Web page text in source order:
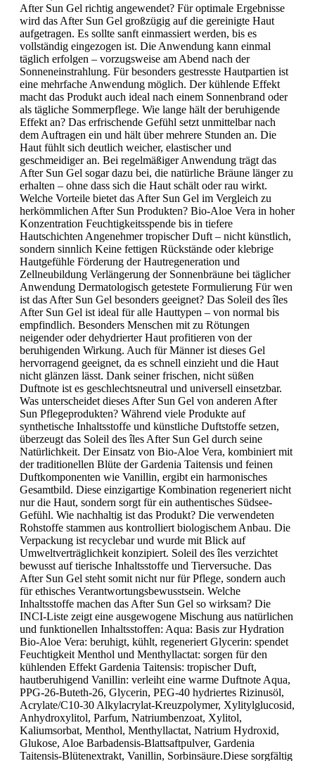
After Sun Gel richtig angewendet? Für optimale Ergebnisse
wird das After Sun Gel großzügig auf die gereinigte Haut
aufgetragen. Es sollte sanft einmassiert werden, bis es
vollständig eingezogen ist. Die Anwendung kann einmal
täglich erfolgen – vorzugsweise am Abend nach der
Sonneneinstrahlung. Für besonders gestresste Hautpartien ist
eine mehrfache Anwendung möglich. Der kühlende Effekt
macht das Produkt auch ideal nach einem Sonnenbrand oder
als tägliche Sommerpflege. Wie lange hält der beruhigende
Effekt an? Das erfrischende Gefühl setzt unmittelbar nach
dem Auftragen ein und hält über mehrere Stunden an. Die
Haut fühlt sich deutlich weicher, elastischer und
geschmeidiger an. Bei regelmäßiger Anwendung trägt das
After Sun Gel sogar dazu bei, die natürliche Bräune länger zu
erhalten – ohne dass sich die Haut schält oder rau wirkt.
Welche Vorteile bietet das After Sun Gel im Vergleich zu
herkömmlichen After Sun Produkten? Bio-Aloe Vera in hoher
Konzentration Feuchtigkeitsspende bis in tiefere
Hautschichten Angenehmer tropischer Duft – nicht künstlich,
sondern sinnlich Keine fettigen Rückstände oder klebrige
Hautgefühle Förderung der Hautregeneration und
Zellneubildung Verlängerung der Sonnenbräune bei täglicher
Anwendung Dermatologisch getestete Formulierung Für wen
ist das After Sun Gel besonders geeignet? Das Soleil des îles
After Sun Gel ist ideal für alle Hauttypen – von normal bis
empfindlich. Besonders Menschen mit zu Rötungen
neigender oder dehydrierter Haut profitieren von der
beruhigenden Wirkung. Auch für Männer ist dieses Gel
hervorragend geeignet, da es schnell einzieht und die Haut
nicht glänzen lässt. Dank seiner frischen, nicht süßen
Duftnote ist es geschlechtsneutral und universell einsetzbar.
Was unterscheidet dieses After Sun Gel von anderen After
Sun Pflegeprodukten? Während viele Produkte auf
synthetische Inhaltsstoffe und künstliche Duftstoffe setzen,
überzeugt das Soleil des îles After Sun Gel durch seine
Natürlichkeit. Der Einsatz von Bio-Aloe Vera, kombiniert mit
der traditionellen Blüte der Gardenia Taitensis und feinen
Duftkomponenten wie Vanillin, ergibt ein harmonisches
Gesamtbild. Diese einzigartige Kombination regeneriert nicht
nur die Haut, sondern sorgt für ein authentisches Südsee-
Gefühl. Wie nachhaltig ist das Produkt? Die verwendeten
Rohstoffe stammen aus kontrolliert biologischem Anbau. Die
Verpackung ist recyclebar und wurde mit Blick auf
Umweltverträglichkeit konzipiert. Soleil des îles verzichtet
bewusst auf tierische Inhaltsstoffe und Tierversuche. Das
After Sun Gel steht somit nicht nur für Pflege, sondern auch
für ethisches Verantwortungsbewusstsein. Welche
Inhaltsstoffe machen das After Sun Gel so wirksam? Die
INCI-Liste zeigt eine ausgewogene Mischung aus natürlichen
und funktionellen Inhaltsstoffen: Aqua: Basis zur Hydration
Bio-Aloe Vera: beruhigt, kühlt, regeneriert Glycerin: spendet
Feuchtigkeit Menthol und Menthyllactat: sorgen für den
kühlenden Effekt Gardenia Taitensis: tropischer Duft,
hautberuhigend Vanillin: verleiht eine warme Duftnote Aqua,
PPG-26-Buteth-26, Glycerin, PEG-40 hydriertes Rizinusöl,
Acrylate/C10-30 Alkylacrylat-Kreuzpolymer, Xylitylglucosid,
Anhydroxylitol, Parfum, Natriumbenzoat, Xylitol,
Kaliumsorbat, Menthol, Menthyllactat, Natrium Hydroxid,
Glukose, Aloe Barbadensis-Blattsaftpulver, Gardenia
Taitensis-Blütenextrakt, Vanillin, Sorbinsäure.Diese sorgfältig